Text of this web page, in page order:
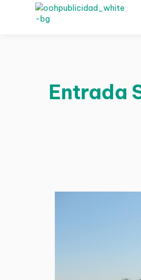
Entrada